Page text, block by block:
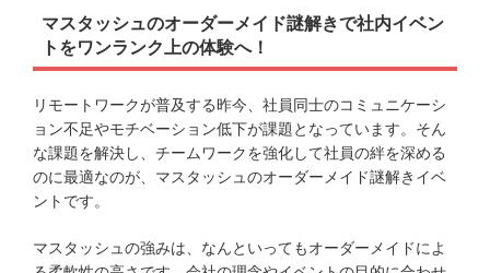
マスタッシュのオーダーメイド謎解きで社内イベン
トをワンランク上の体験へ！
リモートワークが普及する昨今、社員同士のコミュニケーシ
ョン不足やモチベーション低下が課題となっています。そん
な課題を解決し、チームワークを強化して社員の絆を深める
のに最適なのが、マスタッシュのオーダーメイド謎解きイベ
ントです。
マスタッシュの強みは、なんといってもオーダーメイドによ